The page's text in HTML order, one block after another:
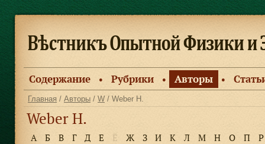
Содержание ● Рубрики ● Авторы ●
Главная / Авторы / W / Weber H.
Weber H.
А Б В Г Д Е Ё Ж З И К Л М Н О П Р